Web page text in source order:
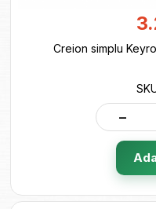
Creion simplu
-